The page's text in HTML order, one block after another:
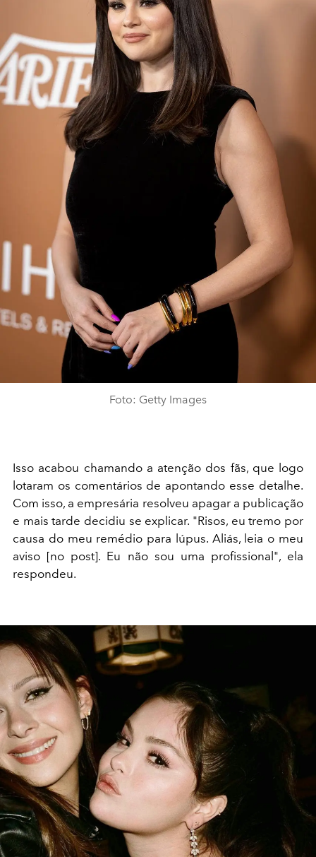
Foto: Getty Images
Isso acabou chamando a atenção dos fãs, que logo
lotaram os comentários de apontando esse detalhe.
Com isso, a empresária resolveu apagar a publicação
e mais tarde decidiu se explicar. "Risos, eu tremo por
causa do meu remédio para lúpus. Aliás, leia o meu
aviso [no post]. Eu não sou uma profissional", ela
respondeu.